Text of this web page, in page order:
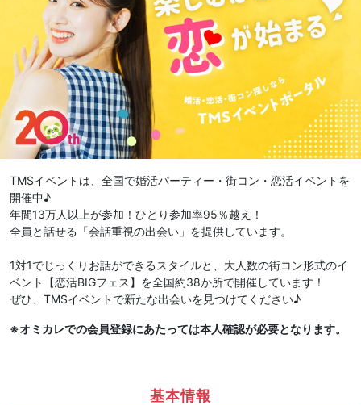
TMSイベントは、全国で婚活パーティー・街コン・恋活イベントを
開催中♪
年間13万人以上が参加！ひとり参加率95％越え！
全員と話せる「会話重視の出会い」を提供しています。
1対1でじっくりお話ができるスタイルと、大人数の街コン形式のイ
ベント【恋活BIGフェス】を全国約38か所で開催しています！
ぜひ、TMSイベントで新たな出会いを見つけてください♪
※オミカレでの会員登録にあたっては本人確認が必要となります。
基本情報